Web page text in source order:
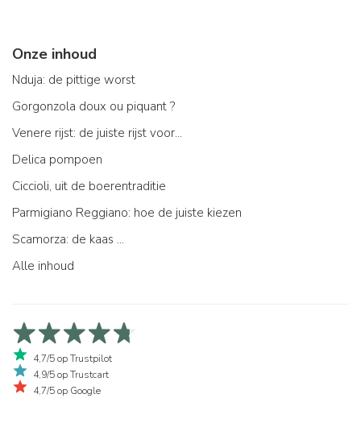
Onze inhoud
Nduja: de pittige worst
Gorgonzola doux ou piquant ?
Venere rijst: de juiste rijst voor...
Delica pompoen
Ciccioli, uit de boerentraditie
Parmigiano Reggiano: hoe de juiste kiezen
Scamorza: de kaas ...
Alle inhoud
4,7/5 op Trustpilot
4,9/5 op Trustcart
4,7/5 op Google